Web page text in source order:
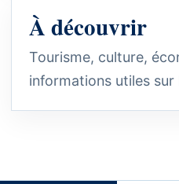
À découvrir
Tourisme, culture,
informations utiles sur